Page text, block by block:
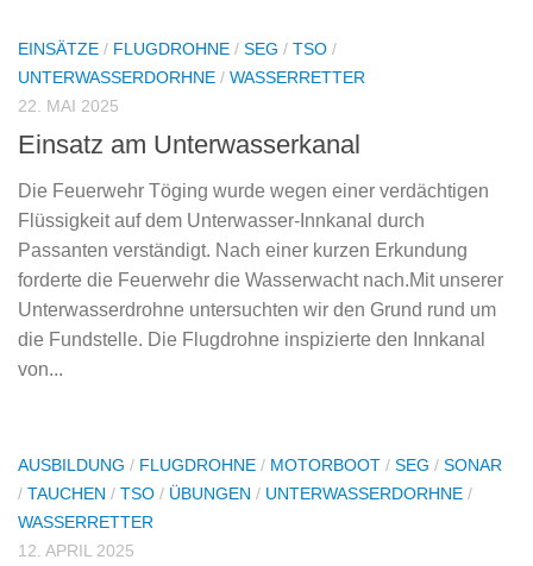
EINSÄTZE / FLUGDROHNE / SEG / TSO /
UNTERWASSERDORHNE / WASSERRETTER
22. MAI 2025
Einsatz am Unterwasserkanal
Die Feuerwehr Töging wurde wegen einer verdächtigen
Flüssigkeit auf dem Unterwasser-Innkanal durch
Passanten verständigt. Nach einer kurzen Erkundung
forderte die Feuerwehr die Wasserwacht nach.Mit unserer
Unterwasserdrohne untersuchten wir den Grund rund um
die Fundstelle. Die Flugdrohne inspizierte den Innkanal
von...
AUSBILDUNG / FLUGDROHNE / MOTORBOOT / SEG / SONAR
/ TAUCHEN / TSO / ÜBUNGEN / UNTERWASSERDORHNE /
WASSERRETTER
12. APRIL 2025